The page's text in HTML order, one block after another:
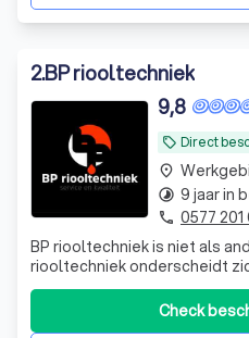
2.BP riooltechniek
local_offer Direct
9,8
BP riooltechniek is niet als
riooltechniek onderscheidt
en kwaliteit. Wij maken
apparatuur en
van uw probleem af te
Check
place
timelapse 9 jaar in
phone 0577